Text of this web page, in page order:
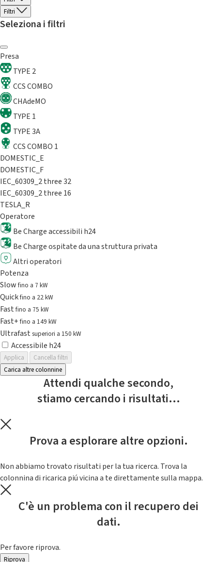
Filtri
Seleziona i filtri
Presa
TYPE 2
CCS COMBO
CHAdeMO
TYPE 1
TYPE 3A
CCS COMBO 1
DOMESTIC_E
DOMESTIC_F
IEC_60309_2 three 32
IEC_60309_2 three 16
TESLA_R
Operatore
Be Charge accessibili h24
Be Charge ospitate da una struttura privata
Altri operatori
Potenza
Slowfino a 7 kW
Quickfino a 22 kW
Fastfino a 75 kW
Fast+fino a 149 kW
Ultrafast superiori a 150 kW
Accessibile h24
Applica
Cancella filtri
Carica altre colonnine
Attendi qualche secondo,
stiamo cercando i risultati...
Prova a esplorare altre opzioni.
Non abbiamo trovato risultati per la tua ricerca. Trova la
colonnina di ricarica piú vicina a te direttamente sulla mappa.
C'è un problema con il recupero dei
dati.
Per favore riprova.
Riprova